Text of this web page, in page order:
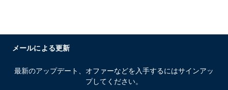
メールによる更新
最新のアップデート、オファーなどを入手するにはサインアッ
プしてください。